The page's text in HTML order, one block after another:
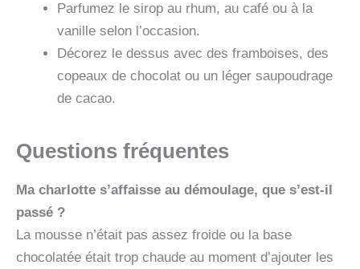
Parfumez le sirop au rhum, au café ou à la
vanille selon l’occasion.
Décorez le dessus avec des framboises, des
copeaux de chocolat ou un léger saupoudrage
de cacao.
Questions fréquentes
Ma charlotte s’affaisse au démoulage, que s’est-il
passé ?
La mousse n’était pas assez froide ou la base
chocolatée était trop chaude au moment d’ajouter les